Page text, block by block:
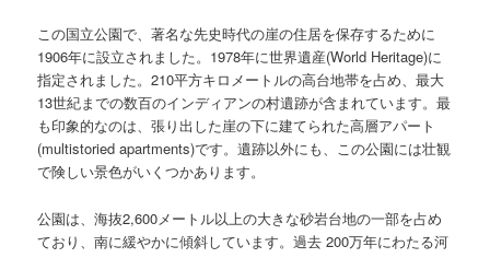
この国立公園で、著名な先史時代の崖の住居を保存するために
1906年に設立されました。1978年に世界遺産(World Heritage)に
指定されました。210平方キロメートルの高台地帯を占め、最大
13世紀までの数百のインディアンの村遺跡が含まれています。最
も印象的なのは、張り出した崖の下に建てられた高層アパート
(multistoried apartments)です。遺跡以外にも、この公園には壮観
で険しい景色がいくつかあります。
公園は、海抜2,600メートル以上の大きな砂岩台地の一部を占め
ており、南に緩やかに傾斜しています。過去 200万年にわたる河